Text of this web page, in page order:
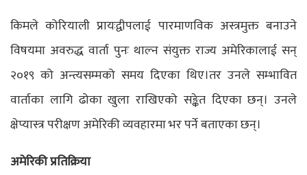
किमले कोरियाली प्रायःद्वीपलाई पारमाणविक अस्त्रमुक्त बनाउने
विषयमा अवरुद्ध वार्ता पुनः थाल्न संयुक्त राज्य अमेरिकालाई सन्
२०१९ को अन्त्यसम्मको समय दिएका थिए।तर उनले सम्भावित
वार्ताका लागि ढोका खुला राखिएको सङ्केत दिएका छन्। उनले
क्षेप्यास्त्र परीक्षण अमेरिकी व्यवहारमा भर पर्ने बताएका छन्।
अमेरिकी प्रतिक्रिया